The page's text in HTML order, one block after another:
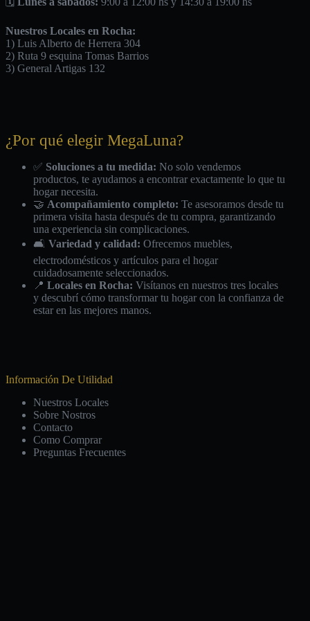
Nuestros Locales en Rocha:
1) Luis Alberto de Herrera 304
2) Ruta 9 esquina Tomas Barrios
3) General Artigas 132
¿Por qué elegir MegaLuna?
✅ Soluciones a tu medida: No solo vendemos
productos, te ayudamos a encontrar exactamente lo que tu
hogar necesita.
🤝 Acompañamiento completo: Te asesoramos desde tu
primera visita hasta después de tu compra, garantizando
una experiencia sin complicaciones.
🛋️ Variedad y calidad: Ofrecemos muebles,
electrodomésticos y artículos para el hogar
cuidadosamente seleccionados.
📍 Locales en Rocha: Visítanos en nuestros tres locales
y descubrí cómo transformar tu hogar con la confianza de
estar en las mejores manos.
Información De Utilidad
Nuestros Locales
Sobre Nostros
Contacto
Como Comprar
Preguntas Frecuentes